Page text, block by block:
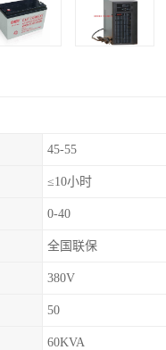
45-55
≤10小时
0-40
全国联保
380V
50
60KVA